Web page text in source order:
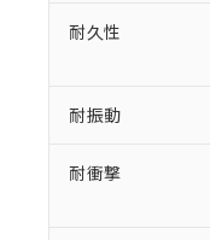
耐久性
耐振動
耐衝撃